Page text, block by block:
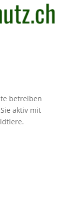
betreiben
aktiv mit